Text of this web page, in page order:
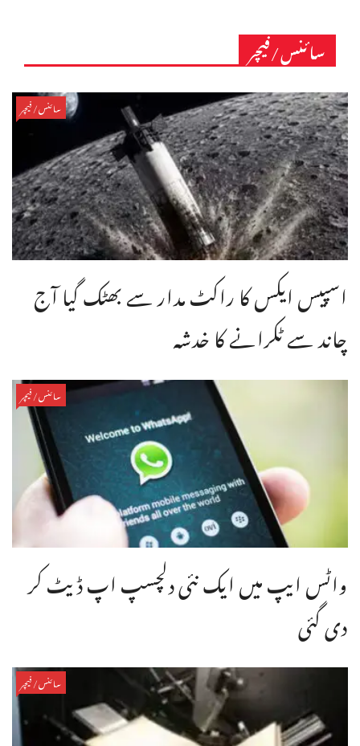
سائنس/فیچر
سائنس/فیچر
اسپیس ایکس کا راکٹ مدار سے بھٹک گیا آج
چاند سے ٹکرانے کا خدشہ
سائنس/فیچر
واٹس ایپ میں ایک نئی دلچسپ اپ ڈیٹ کر
دی گئی
سائنس/فیچر